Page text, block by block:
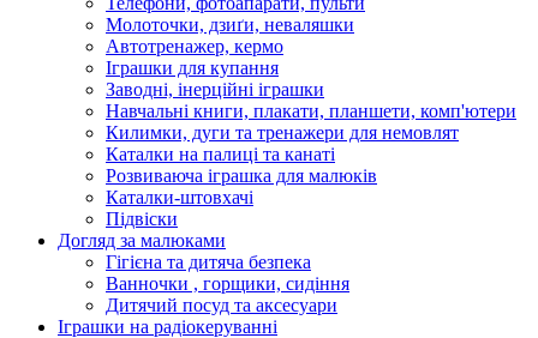
Молоточки, дзиґи, неваляшки
Автотренажер, кермо
Іграшки для купання
Заводні, інерційні іграшки
Навчальні книги, плакати, планшети, комп'ютери
Килимки, дуги та тренажери для немовлят
Каталки на палиці та канаті
Розвиваюча іграшка для малюків
Каталки-штовхачі
Підвіски
Догляд за малюками
Гігієна та дитяча безпека
Ванночки , горщики, сидіння
Дитячий посуд та аксесуари
Іграшки на радіокеруванні